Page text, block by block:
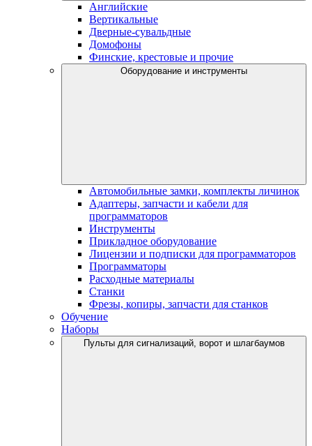
Английские
Вертикальные
Дверные-сувальдные
Домофоны
Финские, крестовые и прочие
Оборудование и инструменты
Автомобильные замки, комплекты личинок
Адаптеры, запчасти и кабели для
программаторов
Инструменты
Прикладное оборудование
Лицензии и подписки для программаторов
Программаторы
Расходные материалы
Станки
Фрезы, копиры, запчасти для станков
Обучение
Наборы
Пульты для сигнализаций, ворот и шлагбаумов